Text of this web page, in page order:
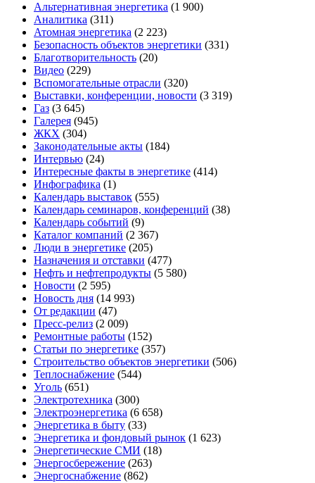
Альтернативная энергетика (1 900)
Аналитика (311)
Атомная энергетика (2 223)
Безопасность объектов энергетики (331)
Благотворительность (20)
Видео (229)
Вспомогательные отрасли (320)
Выставки, конференции, новости (3 319)
Газ (3 645)
Галерея (945)
ЖКХ (304)
Законодательные акты (184)
Интервью (24)
Интересные факты в энергетике (414)
Инфографика (1)
Календарь выставок (555)
Календарь семинаров, конференций (38)
Календарь событий (9)
Каталог компаний (2 367)
Люди в энергетике (205)
Назначения и отставки (477)
Нефть и нефтепродукты (5 580)
Новости (2 595)
Новость дня (14 993)
От редакции (47)
Пресс-релиз (2 009)
Ремонтные работы (152)
Статьи по энергетике (357)
Строительство объектов энергетики (506)
Теплоснабжение (544)
Уголь (651)
Электротехника (300)
Электроэнергетика (6 658)
Энергетика в быту (33)
Энергетика и фондовый рынок (1 623)
Энергетические СМИ (18)
Энергосбережение (263)
Энергоснабжение (862)